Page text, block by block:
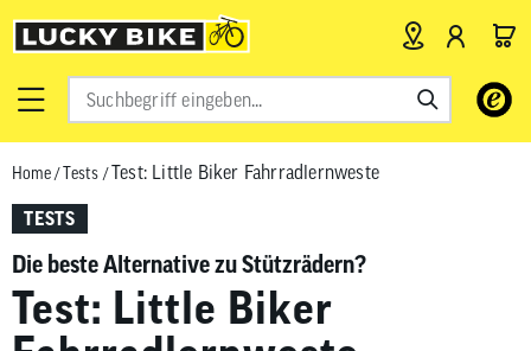
Verwende
Pfeile
Home/Tests /Test: Little Biker Fahrradlernweste
TESTS
Die beste Alternative zu Stützrädern?
Test: Little Biker